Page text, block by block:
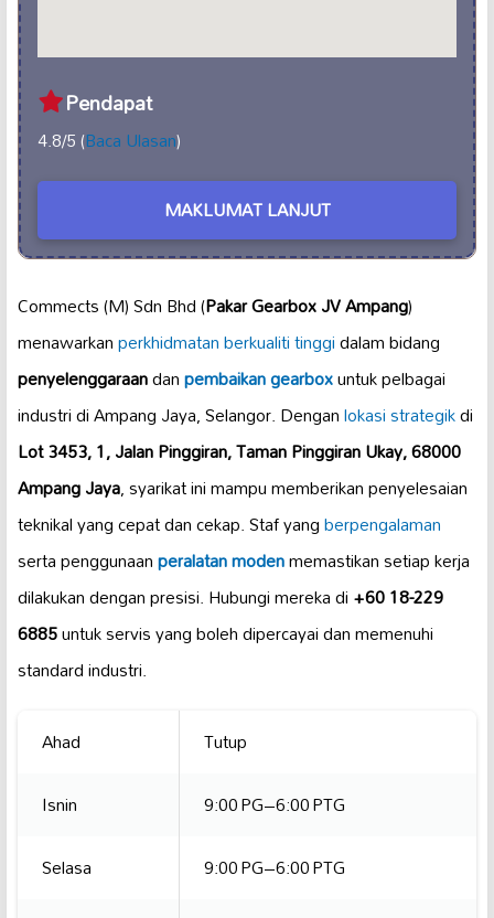
Pendapat
4.8/5 (Baca Ulasan)
MAKLUMAT LANJUT
Commects (M) Sdn Bhd (Pakar Gearbox JV Ampang)
menawarkanperkhidmatan berkualiti tinggidalam bidang
penyelenggaraandanpembaikan gearboxuntuk pelbagai
industri di Ampang Jaya, Selangor. Denganlokasi strategikdi
Lot 3453, 1, Jalan Pinggiran, Taman Pinggiran Ukay, 68000
Ampang Jaya, syarikat ini mampu memberikan penyelesaian
teknikal yang cepat dan cekap. Staf yangberpengalaman
serta penggunaanperalatan modenmemastikan setiap kerja
dilakukan dengan presisi. Hubungi mereka di+60 18-229
6885untuk servis yang boleh dipercayai dan memenuhi
standard industri.
Ahad
Tutup
Isnin
9:00 PG–6:00 PTG
Selasa
9:00 PG–6:00 PTG